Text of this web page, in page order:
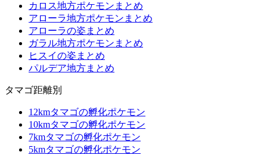
カロス地方ポケモンまとめ
アローラ地方ポケモンまとめ
アローラの姿まとめ
ガラル地方ポケモンまとめ
ヒスイの姿まとめ
パルデア地方まとめ
タマゴ距離別
12kmタマゴの孵化ポケモン
10kmタマゴの孵化ポケモン
7kmタマゴの孵化ポケモン
5kmタマゴの孵化ポケモン